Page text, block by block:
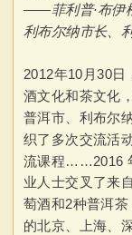
——菲利普·布伊
利布尔纳市长、
2012年10月30日
酒文化和茶文化
普洱市、利布尔
织了多次交流活
流课程……2016
业人士交叉了来
萄酒和2种普洱
的北京、上海、